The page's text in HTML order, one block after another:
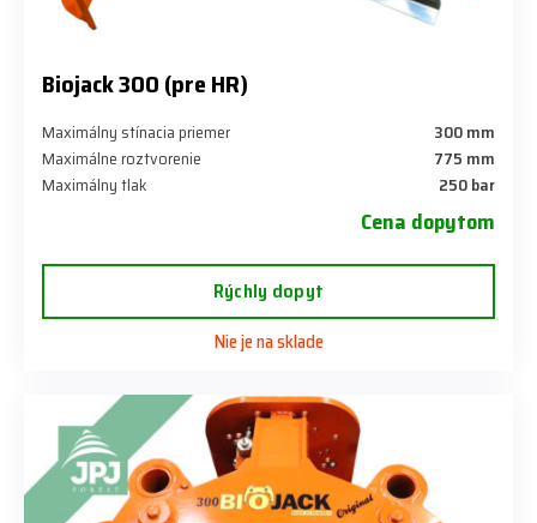
Biojack 300 (pre HR)
Maximálny stínacia priemer
300 mm
Maximálne roztvorenie
775 mm
Maximálny tlak
250 bar
Cena dopytom
Rýchly dopyt
Nie je na sklade